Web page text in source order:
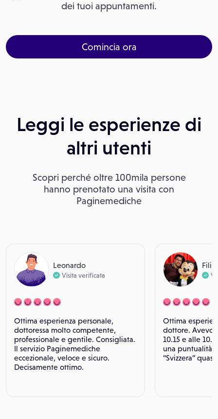
dei tuoi appuntamenti.
Comincia ora
Leggi le esperienze di
altri utenti
Scopri perché oltre 100mila persone
hanno prenotato una visita con
Paginemediche
Leonardo
Visita verificata
Ottima esperienza personale,
dottoressa molto competente,
professionale e gentile. Consigliata.
Il servizio Paginemediche
eccezionale, veloce e sicuro.
Decisamente ottimo.
Ottima
dottore. Avevo
10.15 e alle
una puntualità
“Svizzera”